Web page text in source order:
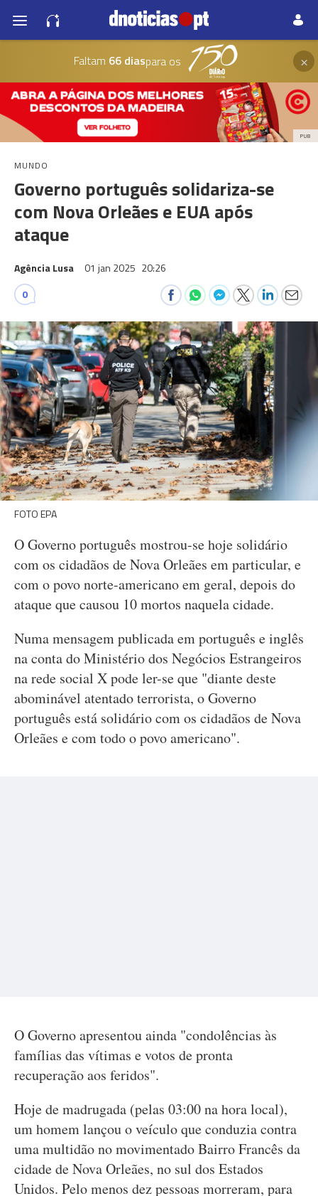
Faltam 66 diaspara os ×
PUB
MUNDO
Governo português solidariza-se
com Nova Orleães e EUA após
ataque
Agência Lusa 01 jan 2025 20:26
0
FOTO EPA
O Governo português mostrou-se hoje solidário
com os cidadãos de Nova Orleães em particular, e
com o povo norte-americano em geral, depois do
ataque que causou 10 mortos naquela cidade.
Numa mensagem publicada em português e inglês
na conta do Ministério dos Negócios Estrangeiros
na rede social X pode ler-se que "diante deste
abominável atentado terrorista, o Governo
português está solidário com os cidadãos de Nova
Orleães e com todo o povo americano".
O Governo apresentou ainda "condolências às
famílias das vítimas e votos de pronta
recuperação aos feridos".
Hoje de madrugada (pelas 03:00 na hora local),
um homem lançou o veículo que conduzia contra
uma multidão no movimentado Bairro Francês da
cidade de Nova Orleães, no sul dos Estados
Unidos. Pelo menos dez pessoas morreram, para